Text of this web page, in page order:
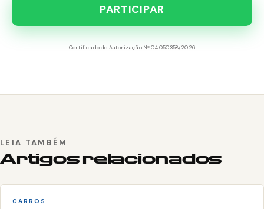
PARTICIPAR
Certificado de Autorização Nº 04.050358/2026
LEIA TAMBÉM
Artigos relacionados
CARROS